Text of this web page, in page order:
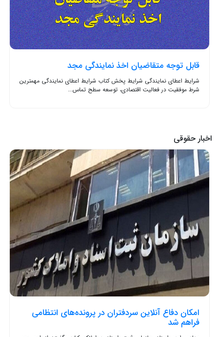
قابل توجه متقاضیان اخذ نمایندگی مجد
شرایط اعطای نمایندگی شرایط پخش کتاب شرایط اعطای نمایندگی مهمترین
شرط موفقیت در فعالیت اقتصادی، توسعه سطح تماس...
اخبار حقوقی
امکان دفاع آنلاین سردفتران در پرونده‌های انتظامی
فراهم شد